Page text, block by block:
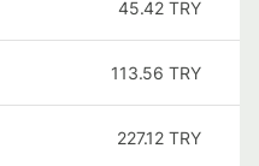
45.42 TRY
113.56 TRY
227.12 TRY